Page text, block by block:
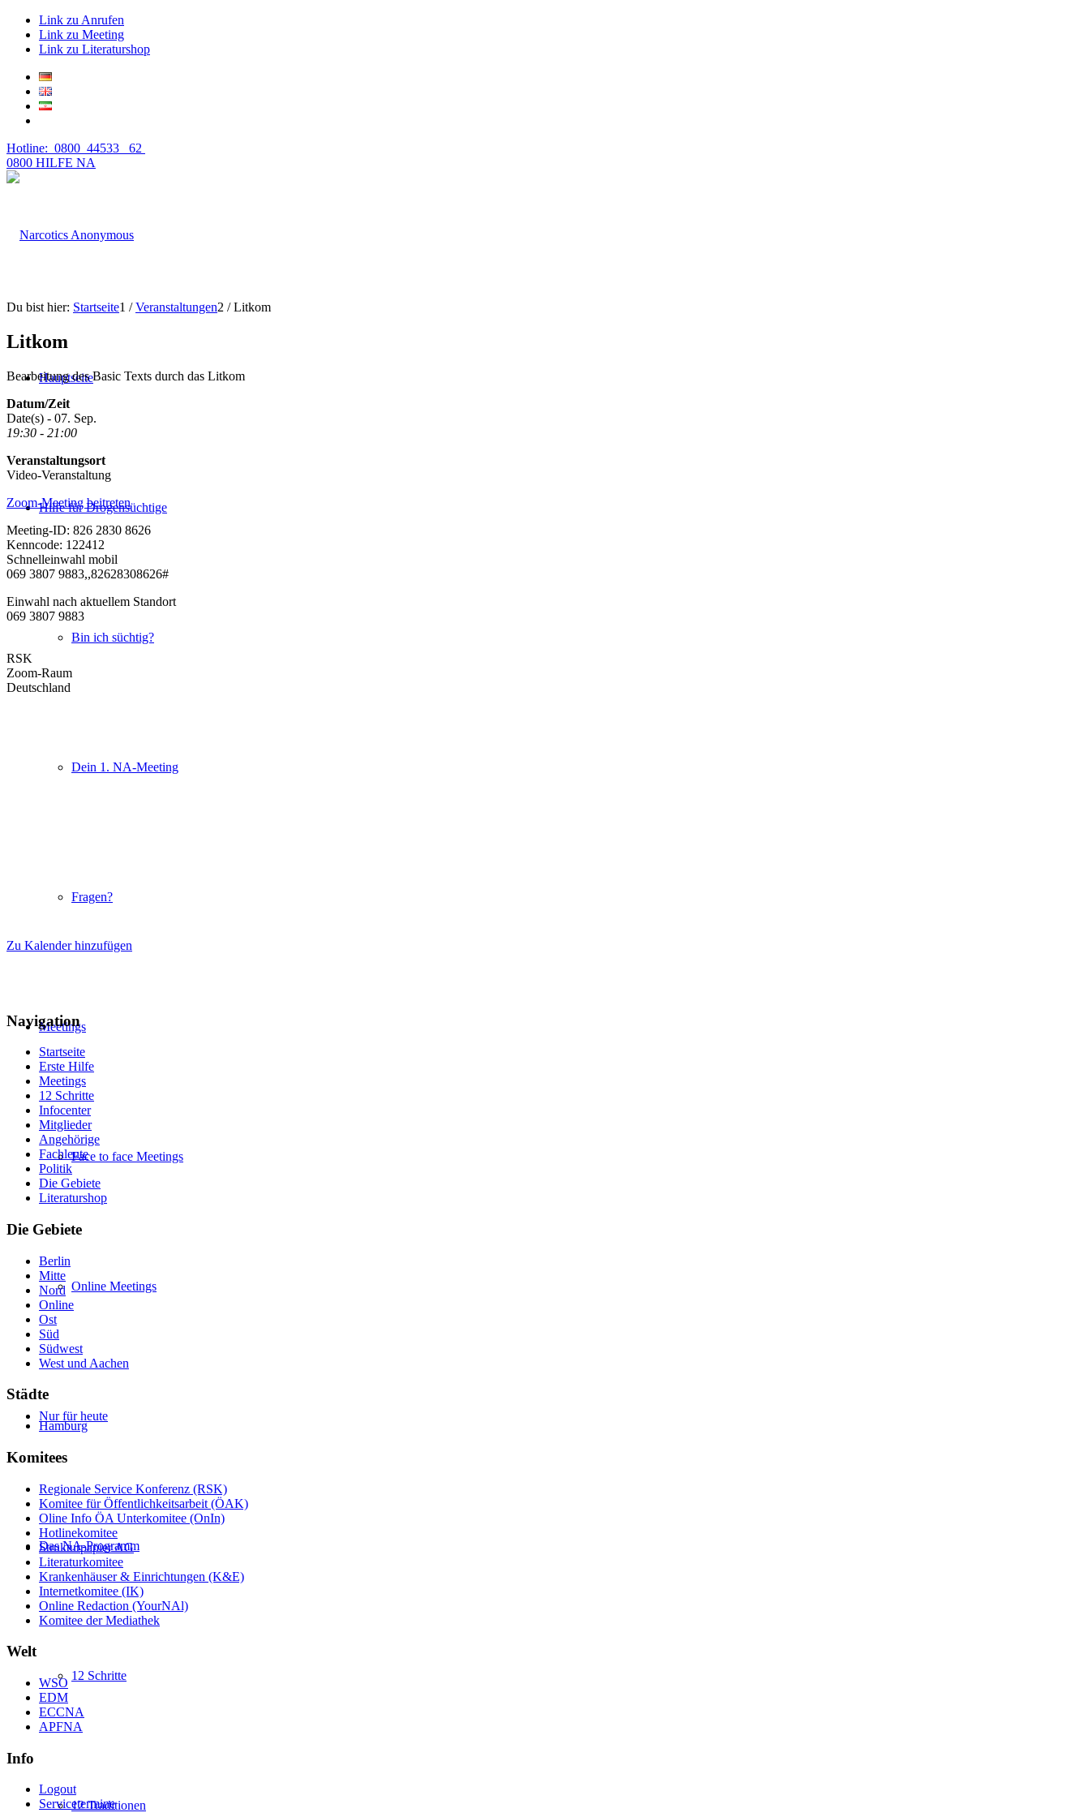
Link zu Anrufen
Link zu Meeting
Link zu Literaturshop
Hotline: 0800 44533 62
0800 HILFE NA
Hauptseite
Hilfe für Drogensüchtige
Bin ich süchtig?
Dein 1. NA-Meeting
Fragen?
Meetings
Face to face Meetings
Online Meetings
Nur für heute
Das NA-Programm
12 Schritte
12 Traditionen
Du bist hier: Startseite1 / Veranstaltungen2 / Litkom
Litkom
Bearbeitung des Basic Texts durch das Litkom
Datum/Zeit
Date(s) - 07. Sep.
19:30 - 21:00
Veranstaltungsort
Video-Veranstaltung
Zoom-Meeting beitreten
Meeting-ID: 826 2830 8626
Kenncode: 122412
Schnelleinwahl mobil
069 3807 9883,,82628308626#
Einwahl nach aktuellem Standort
069 3807 9883
RSK
Zoom-Raum
Deutschland
Zu Kalender hinzufügen
Navigation
Startseite
Erste Hilfe
Meetings
12 Schritte
Infocenter
Mitglieder
Angehörige
Fachleute
Politik
Die Gebiete
Literaturshop
Die Gebiete
Berlin
Mitte
Nord
Online
Ost
Süd
Südwest
West und Aachen
Städte
Hamburg
Komitees
Regionale Service Konferenz (RSK)
Komitee für Öffentlichkeitsarbeit (ÖAK)
Oline Info ÖA Unterkomitee (OnIn)
Hotlinekomitee
Strukturpapier AG
Literaturkomitee
Krankenhäuser & Einrichtungen (K&E)
Internetkomitee (IK)
Online Redaction (YourNAl)
Komitee der Mediathek
Welt
WSO
EDM
ECCNA
APFNA
Info
Logout
Servicetermine